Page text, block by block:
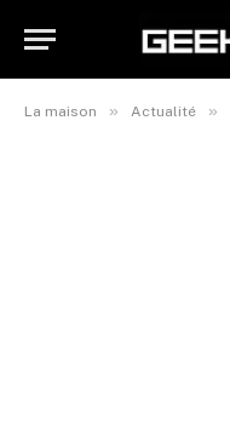
La maison » Actualité »